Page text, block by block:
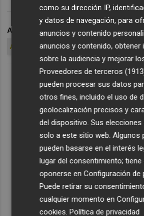
ARCHIVADO EN VALENCIA CF
ATHLETIC CLUB-VALENCIA CF
como su dirección IP,
y datos de navegación, para
anuncios y contenido
anuncios y contenido, obtener
sobre la audiencia y mejorar
Proveedores de terceros
pueden procesar sus datos
otros fines, incluido el uso de
geolocalización precisos y
del dispositivo. Sus elecciones
solo a este sitio web. Algunos
pueden basarse en el interés
lugar del consentimiento; tiene
oponerse enConfiguración de
Puede retirar su
cualquier momento en
cookies.Política de privacidad